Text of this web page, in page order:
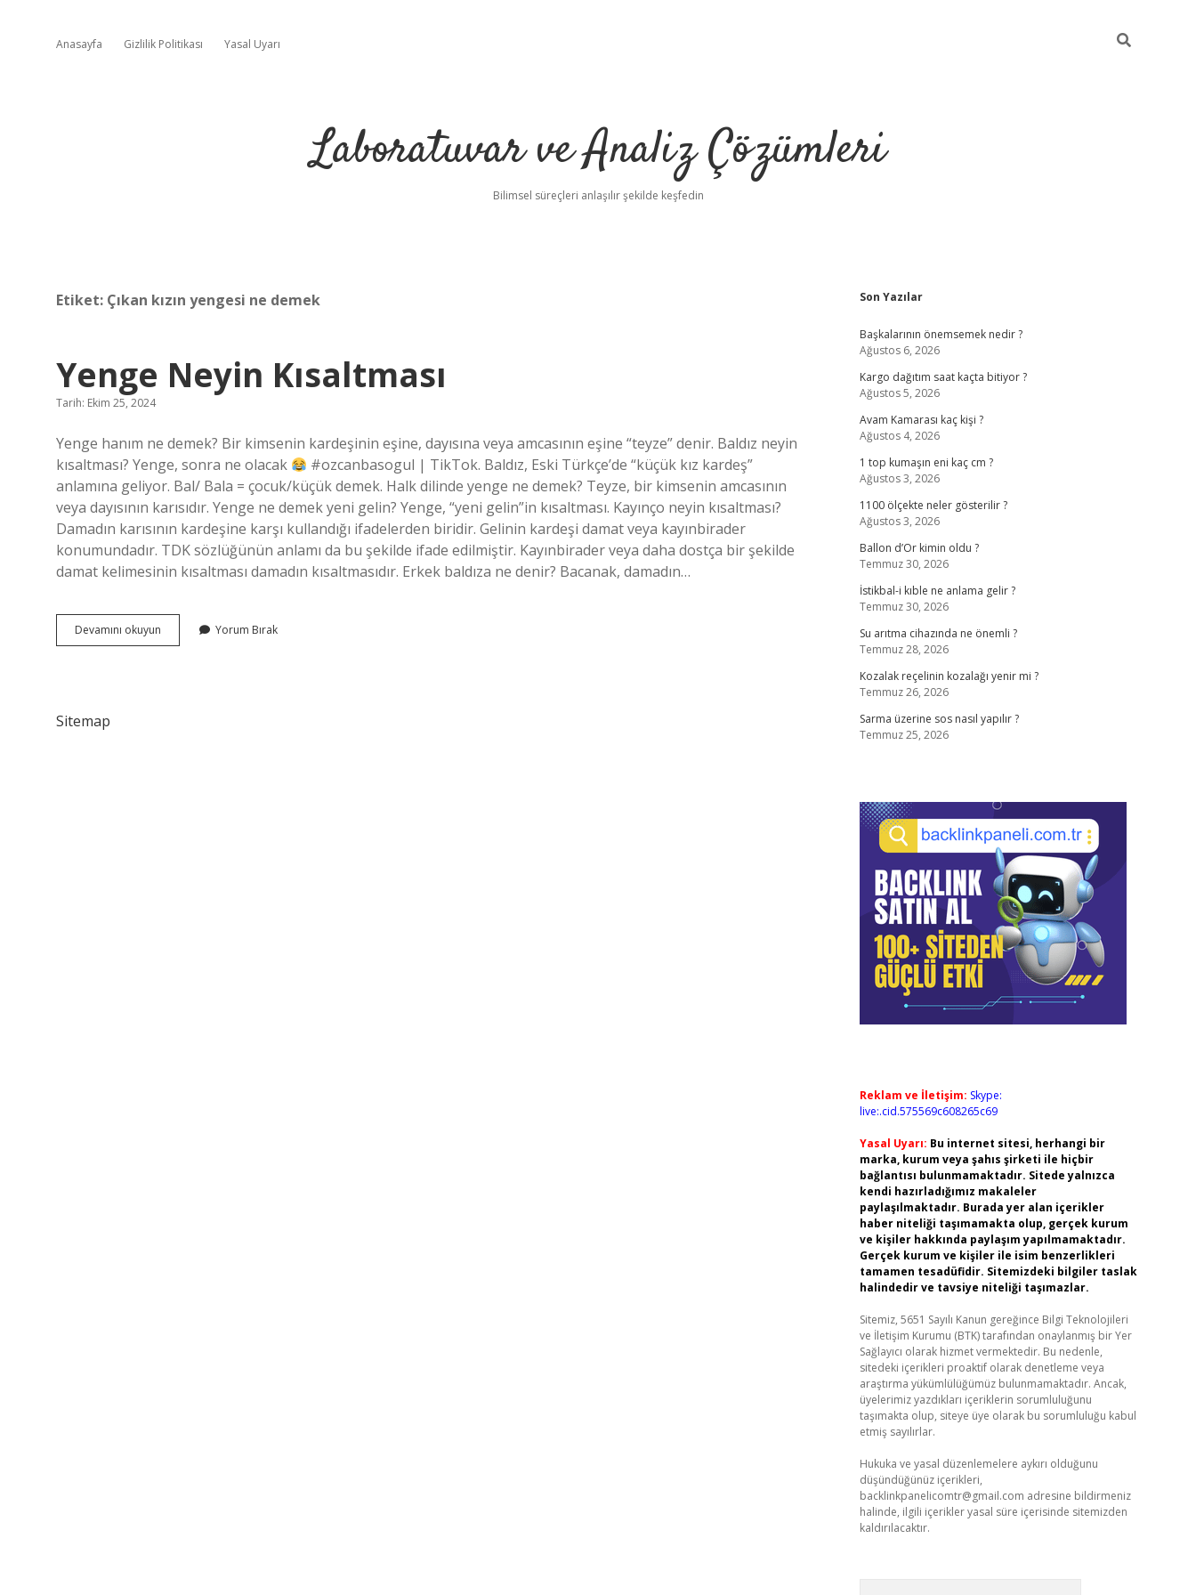
Anasayfa Gizlilik Politikası Yasal Uyarı
Laboratuvar ve Analiz Çözümleri
Bilimsel süreçleri anlaşılır şekilde keşfedin
Etiket: Çıkan kızın yengesi ne demek
Yenge Neyin Kısaltması
Tarih: Ekim 25, 2024
Yenge hanım ne demek? Bir kimsenin kardeşinin eşine, dayısına veya amcasının eşine “teyze” denir. Baldız neyin
kısaltması? Yenge, sonra ne olacak
#ozcanbasogul | TikTok. Baldız, Eski Türkçe’de “küçük kız kardeş”
anlamına geliyor. Bal/ Bala = çocuk/küçük demek. Halk dilinde yenge ne demek? Teyze, bir kimsenin amcasının
veya dayısının karısıdır. Yenge ne demek yeni gelin? Yenge, “yeni gelin”in kısaltması. Kayınço neyin kısaltması?
Damadın karısının kardeşine karşı kullandığı ifadelerden biridir. Gelinin kardeşi damat veya kayınbirader
konumundadır. TDK sözlüğünün anlamı da bu şekilde ifade edilmiştir. Kayınbirader veya daha dostça bir şekilde
damat kelimesinin kısaltması damadın kısaltmasıdır. Erkek baldıza ne denir? Bacanak, damadın…
Devamını okuyun
Neyin
Yorum Bırak
Sitemap
Sidebar
Son Yazılar
Başkalarının önemsemek nedir ?
Ağustos 6, 2026
Kargo dağıtım saat kaçta bitiyor ?
Ağustos 5, 2026
Avam Kamarası kaç kişi ?
Ağustos 4, 2026
1 top kumaşın eni kaç cm ?
Ağustos 3, 2026
1100 ölçekte neler gösterilir ?
Ağustos 3, 2026
Ballon d’Or kimin oldu ?
Temmuz 30, 2026
İstikbal-i kıble ne anlama gelir ?
Temmuz 30, 2026
Su arıtma cihazında ne önemli ?
Temmuz 28, 2026
Kozalak reçelinin kozalağı yenir mi ?
Temmuz 26, 2026
Sarma üzerine sos nasıl yapılır ?
Temmuz 25, 2026
Reklam ve İletişim: Skype:
live:.cid.575569c608265c69
Yasal Uyarı: Bu internet sitesi, herhangi bir
marka, kurum veya şahıs şirketi ile hiçbir
bağlantısı bulunmamaktadır. Sitede yalnızca
kendi hazırladığımız makaleler
paylaşılmaktadır. Burada yer alan içerikler
haber niteliği taşımamakta olup, gerçek kurum
ve kişiler hakkında paylaşım yapılmamaktadır.
Gerçek kurum ve kişiler ile isim benzerlikleri
tamamen tesadüfidir. Sitemizdeki bilgiler taslak
halindedir ve tavsiye niteliği taşımazlar.
Sitemiz, 5651 Sayılı Kanun gereğince Bilgi Teknolojileri
ve İletişim Kurumu (BTK) tarafından onaylanmış bir Yer
Sağlayıcı olarak hizmet vermektedir. Bu nedenle,
sitedeki içerikleri proaktif olarak denetleme veya
araştırma yükümlülüğümüz bulunmamaktadır. Ancak,
üyelerimiz yazdıkları içeriklerin sorumluluğunu
taşımakta olup, siteye üye olarak bu sorumluluğu kabul
etmiş sayılırlar.
Hukuka ve yasal düzenlemelere aykırı olduğunu
düşündüğünüz içerikleri,
backlinkpanelicomtr@gmail.com adresine bildirmeniz
halinde, ilgili içerikler yasal süre içerisinde sitemizden
kaldırılacaktır.